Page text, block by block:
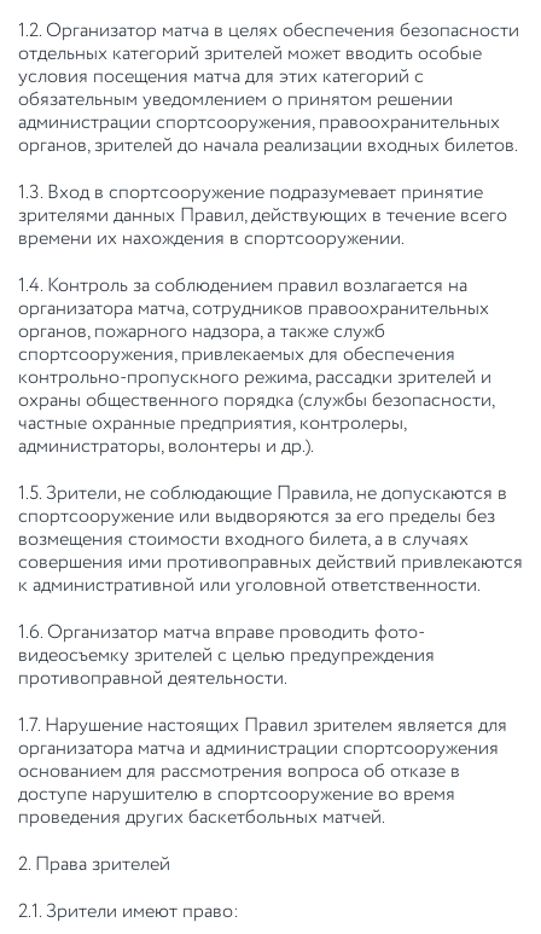
1.2. Организатор матча в целях обеспечения безопасности
отдельных категорий зрителей может вводить особые
условия посещения матча для этих категорий с
обязательным уведомлением о принятом решении
администрации спортсооружения, правоохранительных
органов, зрителей до начала реализации входных билетов.
1.3. Вход в спортсооружение подразумевает принятие
зрителями данных Правил, действующих в течение всего
времени их нахождения в спортсооружении.
1.4. Контроль за соблюдением правил возлагается на
организатора матча, сотрудников правоохранительных
органов, пожарного надзора, а также служб
спортсооружения, привлекаемых для обеспечения
контрольно-пропускного режима, рассадки зрителей и
охраны общественного порядка (службы безопасности,
частные охранные предприятия, контролеры,
администраторы, волонтеры и др.).
1.5. Зрители, не соблюдающие Правила, не допускаются в
спортсооружение или выдворяются за его пределы без
возмещения стоимости входного билета, а в случаях
совершения ими противоправных действий привлекаются
к административной или уголовной ответственности.
1.6. Организатор матча вправе проводить фото-
видеосъемку зрителей с целью предупреждения
противоправной деятельности.
1.7. Нарушение настоящих Правил зрителем является для
организатора матча и администрации спортсооружения
основанием для рассмотрения вопроса об отказе в
доступе нарушителю в спортсооружение во время
проведения других баскетбольных матчей.
2. Права зрителей
2.1. Зрители имеют право: